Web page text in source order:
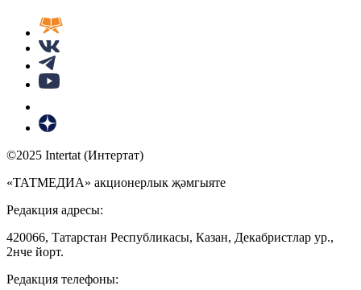
©2025 Intertat (Интертат)
«ТАТМЕДИА» акционерлык җәмгыяте
Редакция адресы:
420066, Татарстан Республикасы, Казан, Декабристлар ур.,
2нче йорт.
Редакция телефоны: